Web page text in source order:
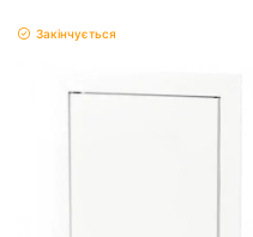
Закінчується